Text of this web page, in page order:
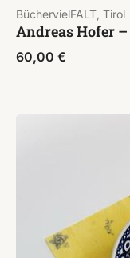
BüchervielFALT, Tirol
Andreas Hofer
60,00 €